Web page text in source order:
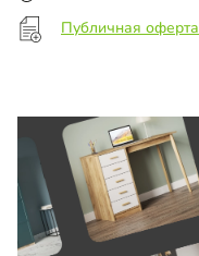
Публичная оферта